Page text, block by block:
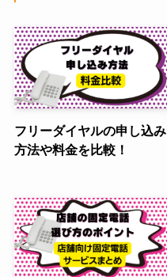
フリーダイヤルの申し込み
方法や料金を比較！